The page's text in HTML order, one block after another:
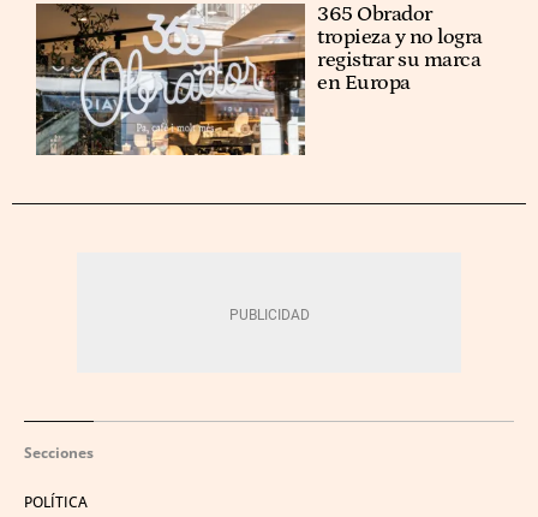
365 Obrador
tropieza y no logra
registrar su marca
en Europa
Secciones
POLÍTICA